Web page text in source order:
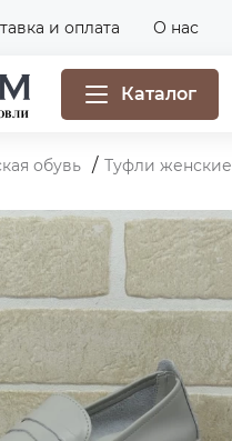
и оплата О нас
Каталог
обувь Туфли женские